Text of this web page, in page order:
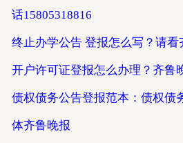
话15805318816
终止办学公告 登报怎么写？请
开户许可证登报怎么办理？齐鲁
债权债务公告登报范本：债权债
体齐鲁晚报